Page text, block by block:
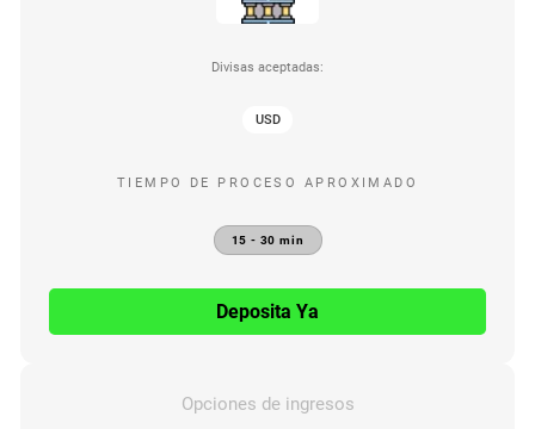
Divisas aceptadas:
USD
TIEMPO DE PROCESO APROXIMADO
15 - 30 min
Deposita Ya
Opciones de ingresos